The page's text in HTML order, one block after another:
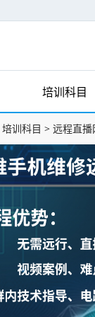
培训科目
培训科目 > 远程直播